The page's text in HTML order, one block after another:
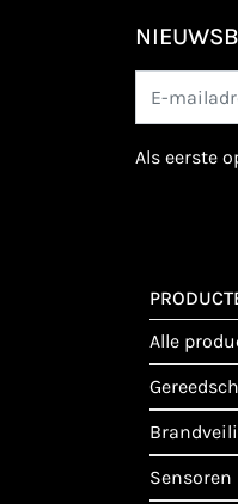
als eerste
alle
sensoren